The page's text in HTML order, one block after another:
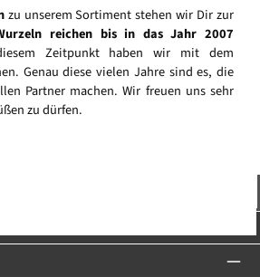
zu unserem Sortiment stehen wir Dir zur
reichen bis in das Jahr 2007
Zeitpunkt haben wir mit dem
Genau diese vielen Jahre sind es, die
Partner machen. Wir freuen uns sehr
zu dürfen.